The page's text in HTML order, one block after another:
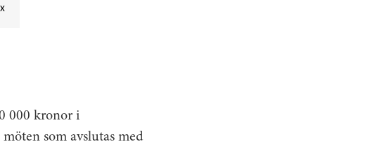
000 kronor i
som avslutas med